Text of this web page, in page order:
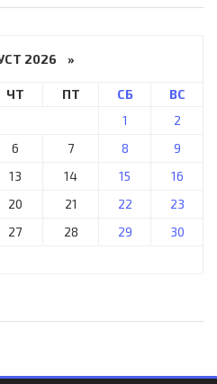
2026 »
ЧТ ПТ СБ
ВС
1
2
6 7 8
9
13 14 15
16
20 21 22
23
27 28 29
30